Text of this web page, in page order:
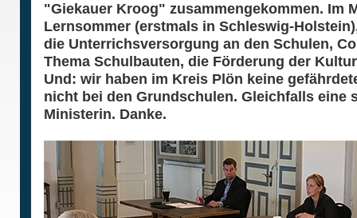
"Giekauer Kroog" zusammengekommen. Im
Lernsommer (erstmals in Schleswig-
die Unterrichsversorgung an den Schulen,
Thema Schulbauten, die Förderung der
Und: wir haben im Kreis Plön keine
nicht bei den Grundschulen. Gleichfalls eine
Ministerin. Danke.